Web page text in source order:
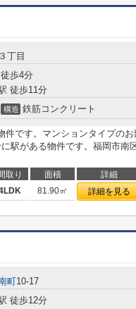
３丁目
徒歩4分
徒歩11分
構造 鉄筋コンクリート
件です。マンションタイプの
駅がある物件です。福岡市南
取り 面積 詳細
81.90㎡ 詳細を見る
町10-17
徒歩12分